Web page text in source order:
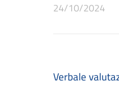
24/10/2024
Verbale